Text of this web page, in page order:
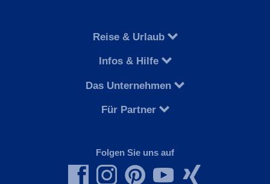
Reise & Urlaub
Infos & Hilfe
Das Unternehmen
Für Partner
Folgen Sie uns auf